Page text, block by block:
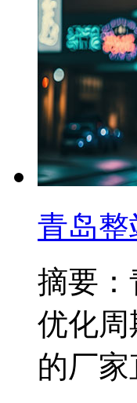
青岛整
摘要：
优化周
的厂